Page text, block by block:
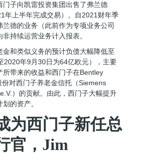
门子向凯雷投资集团出售了弗兰德
年上半年完成交易）。自2021财年季
兰德的业务（此前作为专项业务公司
持续运营业务计入报表。
金和类似义务的预计负债大幅降低至
2020年9月30日为64亿欧元），主要
所带来的收益和西门子在Bentley
对西门子养老金信托（Siemens
）的贡献。由此，西门子大幅提升
的资产。
为西门子新任总
官，Jim